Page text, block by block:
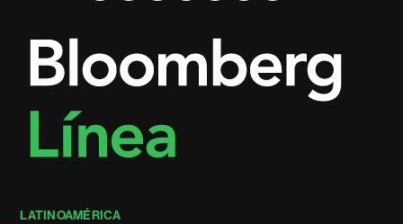
LATINOAMÉRICA